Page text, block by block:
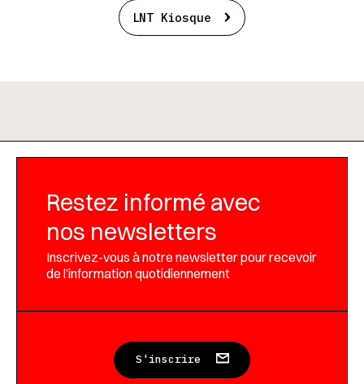
LNT Kiosque
Restez informé avec
nos newsletters
Inscrivez-vous à notre newsletter pour recevoir
de l’information quotidiennement
S'inscrire